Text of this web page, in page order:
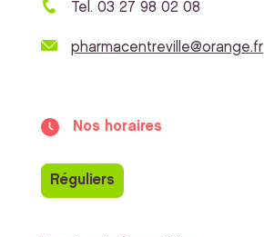
Tel. 03 27 98 02 08
pharmacentreville@orange.fr
Nos horaires
Réguliers